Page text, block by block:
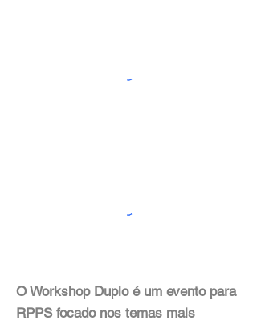
O Workshop Duplo é um evento para
RPPS focado nos temas mais